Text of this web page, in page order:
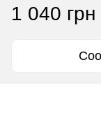
1 040 грн